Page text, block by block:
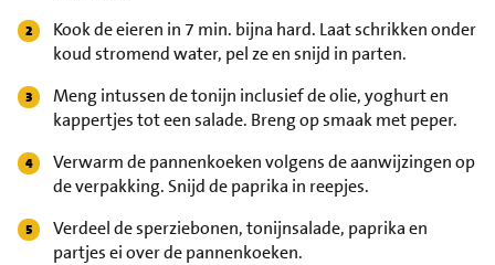
Kook de eieren in 7 min. bijna hard. Laat schrikken onder
koud stromend water, pel ze en snijd in parten.
Meng intussen de tonijn inclusief de olie, yoghurt en
kappertjes tot een salade. Breng op smaak met peper.
Verwarm de pannenkoeken volgens de aanwijzingen op
de verpakking. Snijd de paprika in reepjes.
Verdeel de sperziebonen, tonijnsalade, paprika en
partjes ei over de pannenkoeken.